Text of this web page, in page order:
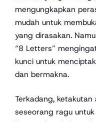
mengungkapkan
mudah untuk
yang dirasakan.
“8 Letters”
kunci untuk
dan bermakna.
Terkadang,
seseorang ragu